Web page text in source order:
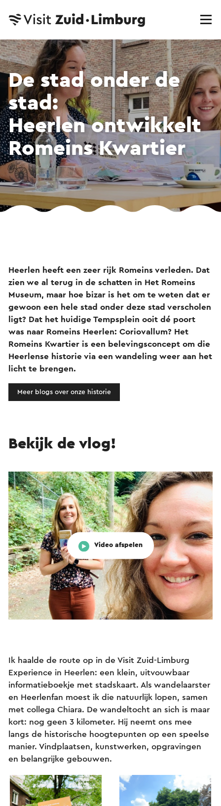
De stad onder de
stad:
Heerlen ontwikkelt
Romeins Kwartier
Heerlen heeft een zeer rijk Romeins verleden. Dat
zien we al terug in de schatten in Het Romeins
Museum, maar hoe bizar is het om te weten dat er
gewoon een hele stad onder deze stad verscholen
ligt? Dat het huidige Tempsplein ooit dé poort
was naar Romeins Heerlen: Coriovallum? Het
Romeins Kwartier is een belevingsconcept om die
Heerlense historie via een wandeling weer aan het
licht te brengen.
Meer blogs over onze historie
Bekijk de vlog!
Video afspelen
Ik haalde de route op in de Visit Zuid-Limburg
Experience in Heerlen: een klein, uitvouwbaar
informatieboekje met stadskaart. Als wandelaarster
en Heerlenfan moest ik die natuurlijk lopen, samen
met collega Chiara. De wandeltocht an sich is maar
kort: nog geen 3 kilometer. Hij neemt ons mee
langs de historische hoogtepunten op een speelse
manier. Vindplaatsen, kunstwerken, opgravingen
en belangrijke gebouwen.